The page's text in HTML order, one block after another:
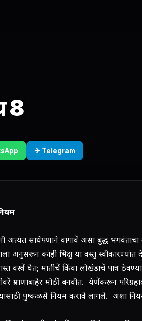
8
✈ Telegram
अत्यंत साधेपणाने वागावें असा बुद्ध
अनुसरून कांही भिक्षु या वस्तु
वस्त्रें घेत; मातीचें किंवा लोखंडाचें पात्र
प्रमाणाबाहेर मोठीं बनवीत. येणेंकरून
पुष्कळसे नियम करावे लागले. अशा